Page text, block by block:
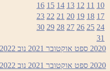
10
11
12
13
14
15
16
17
18
19
20
21
22
23
24
25
26
27
28
29
30
31
2020 ספט אוקטובר 2021 נוב 2022
2020 ספט אוקטובר 2021 נוב 2022